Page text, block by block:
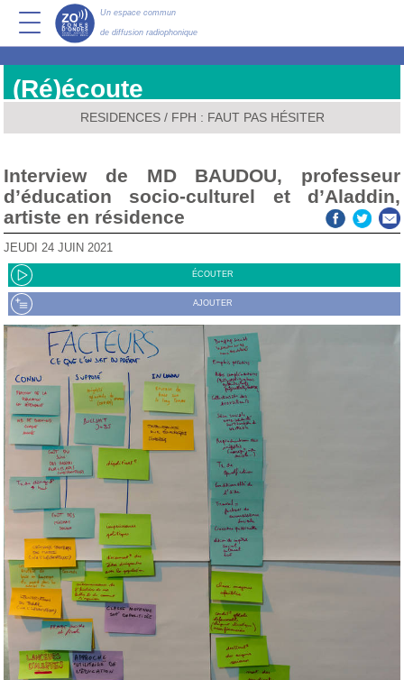
Un espace commun
de diffusion radiophonique
(Ré)écoute
RESIDENCES/ FPH : FAUT PAS HÉSITER
Interview de MD BAUDOU, professeur
d’éducation socio-culturel et d’Aladdin,
artiste en résidence
JEUDI 24 JUIN 2021
ÉCOUTER
AJOUTER